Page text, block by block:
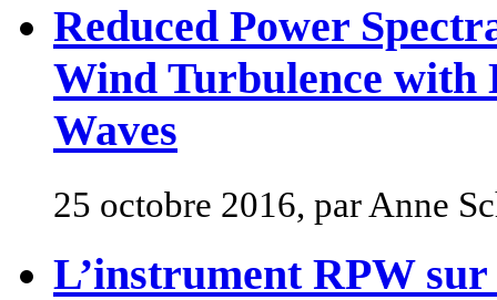
Reduced Power
Wind Turbulence with
Waves
25 octobre 2016, par Anne
L’instrument RPW